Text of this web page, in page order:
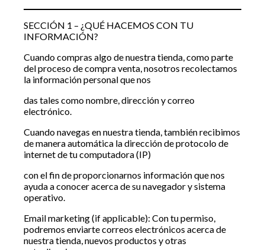
SECCIÓN 1 – ¿QUÉ HACEMOS CON TU
INFORMACIÓN?
Cuando compras algo de nuestra tienda, como parte
del proceso de compra venta, nosotros recolectamos
la información personal que nos
das tales como nombre, dirección y correo
electrónico.
Cuando navegas en nuestra tienda, también recibimos
de manera automática la dirección de protocolo de
internet de tu computadora (IP)
con el fin de proporcionarnos información que nos
ayuda a conocer acerca de su navegador y sistema
operativo.
Email marketing (if applicable): Con tu permiso,
podremos enviarte correos electrónicos acerca de
nuestra tienda, nuevos productos y otras